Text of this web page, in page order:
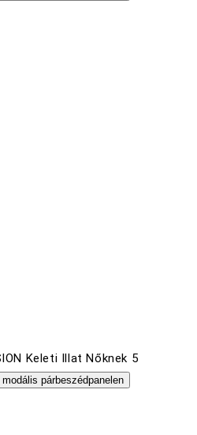
párbeszédpanelen